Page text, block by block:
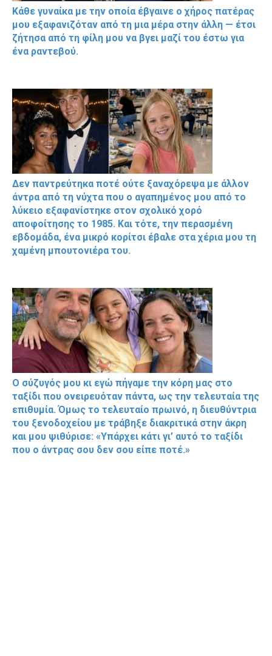
Κάθε γυναίκα με την οποία έβγαινε ο χήρος πατέρας
μου εξαφανιζόταν από τη μια μέρα στην άλλη — έτσι
ζήτησα από τη φίλη μου να βγει μαζί του έστω για
ένα ραντεβού.
Δεν παντρεύτηκα ποτέ ούτε ξαναχόρεψα με άλλον
άντρα από τη νύχτα που ο αγαπημένος μου από το
λύκειο εξαφανίστηκε στον σχολικό χορό
αποφοίτησης το 1985. Και τότε, την περασμένη
εβδομάδα, ένα μικρό κορίτσι έβαλε στα χέρια μου τη
χαμένη μπουτονιέρα του.
Ο σύζυγός μου κι εγώ πήγαμε την κόρη μας στο
ταξίδι που ονειρευόταν πάντα, ως την τελευταία της
επιθυμία. Όμως το τελευταίο πρωινό, η διευθύντρια
του ξενοδοχείου με τράβηξε διακριτικά στην άκρη
και μου ψιθύρισε: «Υπάρχει κάτι γι’ αυτό το ταξίδι
που ο άντρας σου δεν σου είπε ποτέ.»